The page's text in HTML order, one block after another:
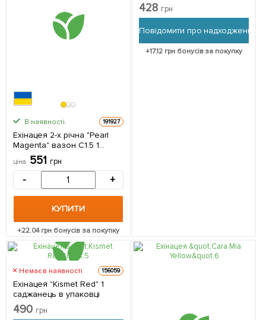
В наявності. 191927
Ехінацея 2-х річна "Pearl
Magenta" вазон С1.5 1
саджанець в упаковці
ціна 551 грн
- +
КУПИТИ
+22.04грн бонусів за покупку
428 грн
Повідомити про надходження
+17.12грн бонусів за покупку
Немає в наявності 156059
Ехінацея "Kismet Red" 1
саджанець в упаковці
490 грн